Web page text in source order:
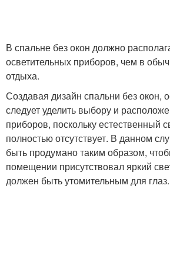
В спальне без окон должно
осветительных приборов, чем в
отдыха.
Создавая дизайн спальни без окон,
следует уделить выбору и
приборов, поскольку естественный
полностью отсутствует. В данном
быть продумано таким образом,
помещении присутствовал яркий
должен быть утомительным для глаз.